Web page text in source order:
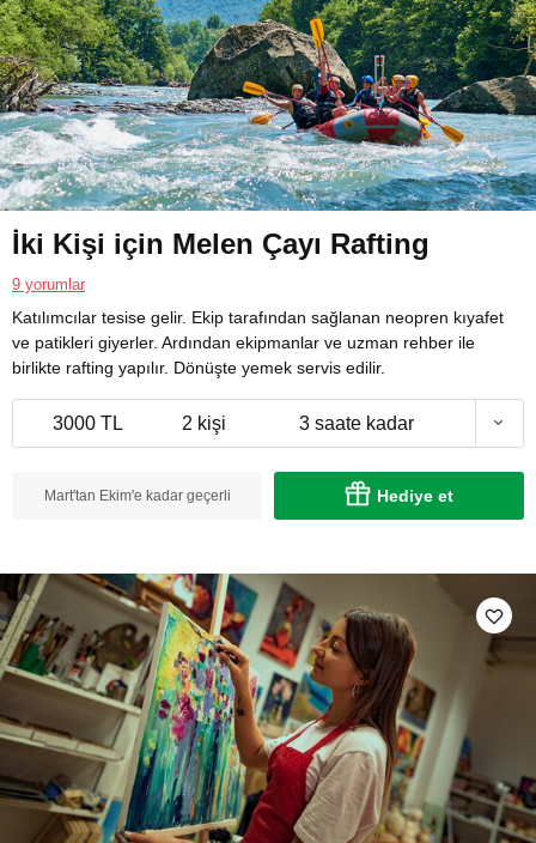
İki Kişi için Melen Çayı Rafting
9 yorumlar
Katılımcılar tesise gelir. Ekip tarafından sağlanan neopren kıyafet
ve patikleri giyerler. Ardından ekipmanlar ve uzman rehber ile
birlikte rafting yapılır. Dönüşte yemek servis edilir.
3000 TL 2 kişi 3 saate kadar
Mart'tan Ekim'e kadar geçerli Hediye et